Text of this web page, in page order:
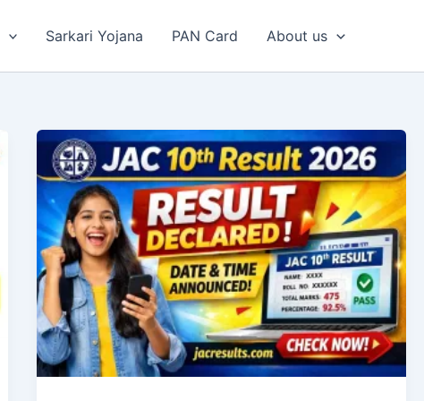
Sarkari Yojana PAN Card About us